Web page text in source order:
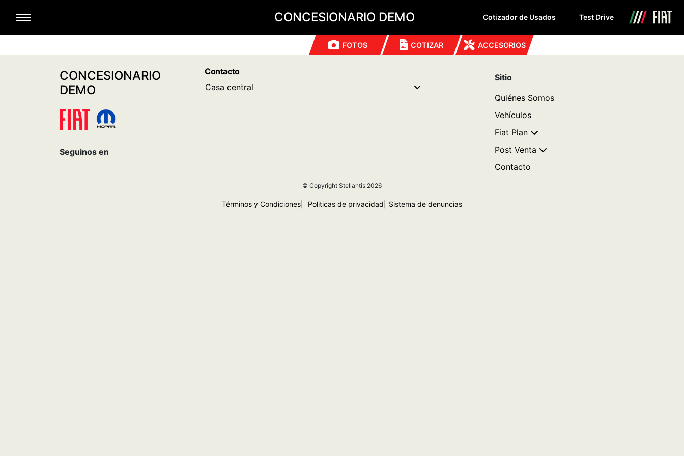
CONCESIONARIO DEMO Cotizador de Usados Test Drive
FOTOS COTIZAR ACCESORIOS
CONCESIONARIO
DEMO
Seguinos en
Contacto
Casa central
Sitio
Quiénes Somos
Vehículos
Fiat Plan
Post Venta
Contacto
© Copyright Stellantis 2026
Términos y Condiciones Politicas de privacidad Sistema de denuncias